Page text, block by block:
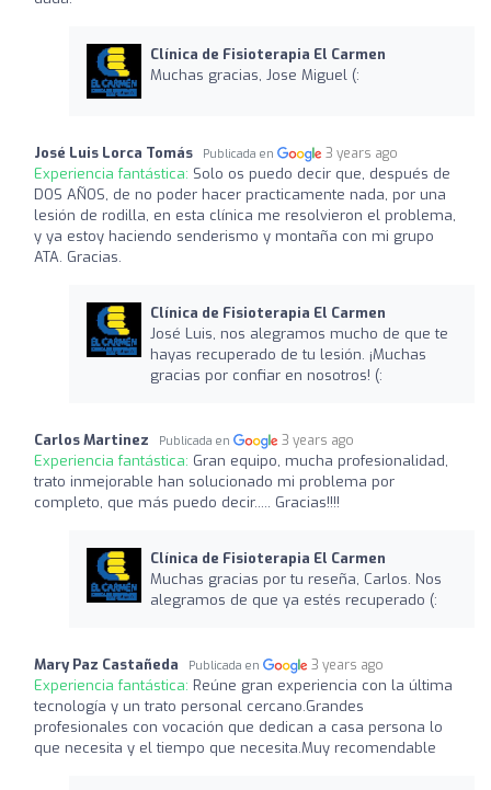
Clínica de Fisioterapia El Carmen
Muchas gracias, Jose Miguel (:
José Luis Lorca Tomás Publicada en 3 years ago
Experiencia fantástica: Solo os puedo decir que, después de
DOS AÑOS, de no poder hacer practicamente nada, por una
lesión de rodilla, en esta clínica me resolvieron el problema,
y ya estoy haciendo senderismo y montaña con mi grupo
ATA. Gracias.
Clínica de Fisioterapia El Carmen
José Luis, nos alegramos mucho de que te
hayas recuperado de tu lesión. ¡Muchas
gracias por confiar en nosotros! (:
Carlos Martinez Publicada en 3 years ago
Experiencia fantástica: Gran equipo, mucha profesionalidad,
trato inmejorable han solucionado mi problema por
completo, que más puedo decir..... Gracias!!!!
Clínica de Fisioterapia El Carmen
Muchas gracias por tu reseña, Carlos. Nos
alegramos de que ya estés recuperado (:
Mary Paz Castañeda Publicada en 3 years ago
Experiencia fantástica: Reúne gran experiencia con la última
tecnología y un trato personal cercano.Grandes
profesionales con vocación que dedican a casa persona lo
que necesita y el tiempo que necesita.Muy recomendable